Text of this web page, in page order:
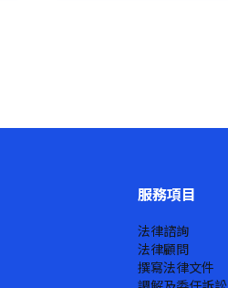
服務項目
法律諮詢
法律顧問
撰寫法律文件